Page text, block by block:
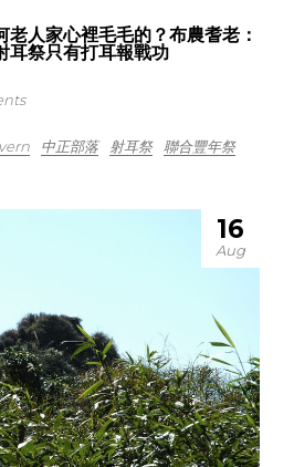
人家心裡毛毛的？布農耆老：
耳祭只有打耳報戰功
中正部落 射耳祭 聯合豐年祭
16
Aug